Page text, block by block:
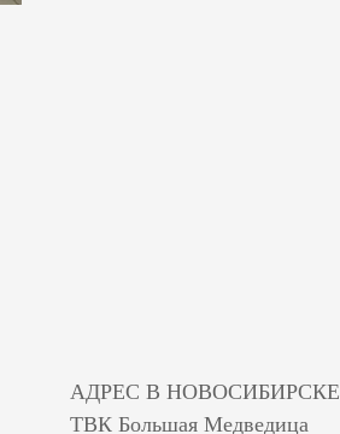
АДРЕС В НОВОСИБИРСКЕ
ТВК Большая Медведица